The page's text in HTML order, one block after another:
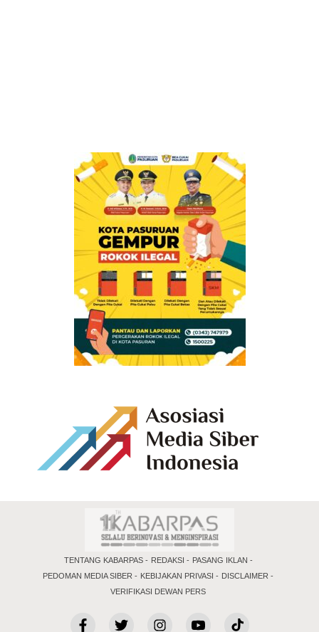
TENTANG KABARPAS REDAKSI
PASANG IKLAN
PEDOMAN MEDIA SIBER
KEBIJAKAN PRIVASI
DISCLAIMER
VERIFIKASI DEWAN PERS